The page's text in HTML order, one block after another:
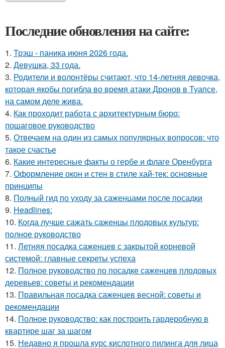
Последние обновления на сайте:
1. Трэш - паника июня 2026 года.
2. Девушка, 33 года.
3. Родители и волонтёры считают, что 14-летняя девочка,
которая якобы погибла во время атаки Дронов в Туапсе,
на самом деле жива.
4. Как проходит работа с архитектурным бюро:
пошаговое руководство
5. Отвечаем на один из самых популярных вопросов: что
такое счастье
6. Какие интересные факты о гербе и флаге Оренбурга
7. Оформление окон и стен в стиле хай-тек: основные
принципы
8. Полный гид по уходу за саженцами после посадки
9. Headlines:
10. Когда лучше сажать саженцы плодовых культур:
полное руководство
11. Летняя посадка саженцев с закрытой корневой
системой: главные секреты успеха
12. Полное руководство по посадке саженцев плодовых
деревьев: советы и рекомендации
13. Правильная посадка саженцев весной: советы и
рекомендации
14. Полное руководство: как построить гардеробную в
квартире шаг за шагом
15. Недавно я прошла курс кислотного пилинга для лица